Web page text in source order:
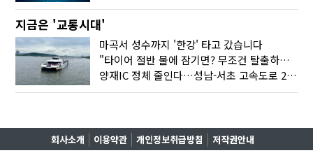
지금은 '교통시대'
마곡서 성수까지 '한강' 타고 갔습니다
"타이어 절반 물에 잠기면? 무조건 탈출하세요"
양재IC 정체 줄인다…성남-서초 고속도로 2029년 착공
회사소개 이용약관 개인정보취급방침 저작권안내